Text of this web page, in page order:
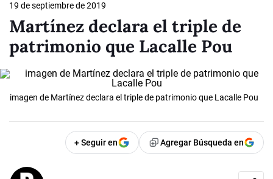
19 de septiembre de 2019
Martínez declara el triple de
patrimonio que Lacalle Pou
imagen de Martínez declara el triple de patrimonio que Lacalle Pou
+ Seguir en Agregar Búsqueda en